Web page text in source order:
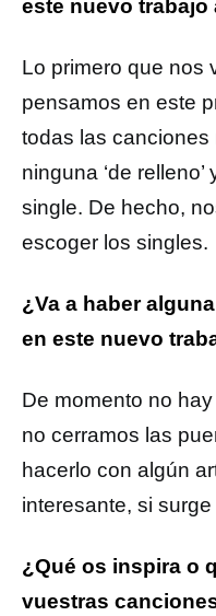
este nuevo trabajo
Lo primero que nos
pensamos en este
todas las
ninguna ‘de
single. De hecho,
escoger los singles.
¿Va a haber
en este nuevo
De momento no
no cerramos las
hacerlo con algún
interesante, si
¿Qué os inspira o
vuestras